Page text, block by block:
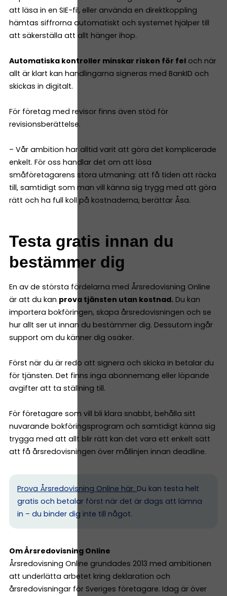
att läsa in en SIE-fil, eller använda en direktkoppling
hämtas siffrorna automatiskt och systemet hjälper till
att säkerställa att allt hänger ihop.
Automatiska kontroller minskar risken för fel och när
allt är klart kan handlingarna signeras med BankID och
skickas in digitalt.
För företag med revisor finns även stöd för
revisionsberättelse.
– Vår ambition har alltid varit att göra det komplicerade
enkelt. För oss handlar det om att lösa
småföretagarens stora utmaning: att få tiden att räcka
till, samtidigt som man vill känna sig trygg med att göra
rätt och ha full koll på kostnaderna, berättar Åsa.
Testa gratis innan du
bestämmer dig
En av de största fördelarna med Årsredovisning Online
är att du kan prova tjänsten utan kostnad. Du kan
importera bokföringen, skapa årsredovisningen och se
hur allt ser ut innan du bestämmer dig. Dessutom ingår
support om du känner dig osäker.
Först när du är redo att signera och skicka in betalar du
för tjänsten. Det finns inga abonnemang eller löpande
avgifter att ta ställning till.
För företagare som vill bli klara snabbt, behålla sitt
nuvarande bokföringsprogram och samtidigt känna sig
trygga med att allt blir rätt kan det vara ett enkelt sätt
att få årsredovisningen över mållinjen innan deadline.
Prova Årsredovisning Online här. Du kan testa helt
gratis och betalar först när det är dags att lämna
in – du binder dig inte till något.
Om Årsredovisning Online
Årsredovisning Online grundades 2013 med ambitionen
att underlätta arbetet kring deklaration och
årsredovisningar för Sveriges företagare. Idag är över